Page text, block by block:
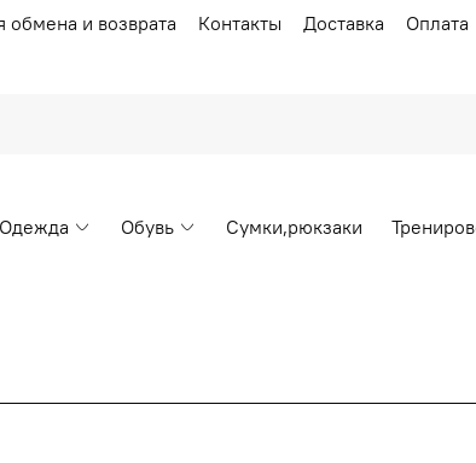
обмена и возврата Контакты Доставка Оплата
Одежда Обувь Сумки,рюкзаки